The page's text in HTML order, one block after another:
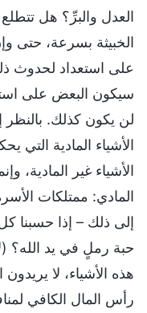
العدل والبرِّ؟ هل تتطلع
الخبيثة بسرعة، حتى
على استعداد لحدوث
سيكون البعض على
لن يكون كذلك. بالنظر
الأشياء المادية التي
الأشياء غير المادية،
المادي: ممتلكات
إلى ذلك – إذا حسبنا
حبة رملٍ في يد الله؟
هذه الأشياء، لا
رأس المال الكافي